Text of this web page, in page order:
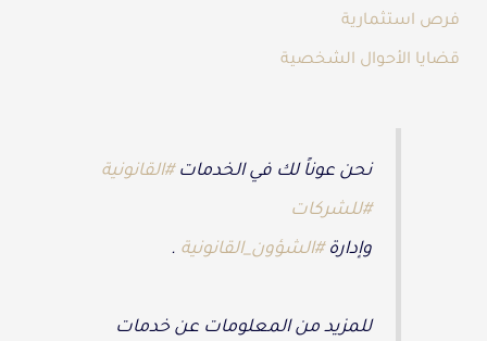
فرص استثمارية
قضايا الأحوال الشخصية
نحن عوناً لك في الخدمات#القانونية
#للشركات
وإدارة#الشؤون_القانونية .
للمزيد من المعلومات عن خدمات